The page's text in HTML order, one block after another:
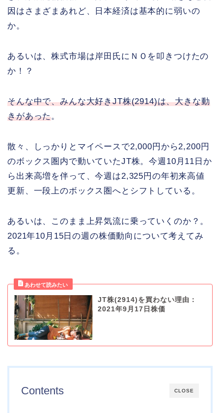
因はさまざまあれど、日本経済は基本的に弱いの
か。
あるいは、株式市場は岸田氏にＮＯを叩きつけたの
か！？
そんな中で、みんな大好きJT株(2914)は、大きな動
きがあった。
散々、しっかりとマイペースで2,000円から2,200円
のボックス圏内で動いていたJT株。今週10月11日か
ら出来高増を伴って、今週は2,325円の年初来高値
更新、一段上のボックス圏へとシフトしている。
あるいは、このまま上昇気流に乗っていくのか？。
2021年10月15日の週の株価動向について考えてみ
る。
JT株(2914)を買わない理由：
2021年9月17日株価
CLOSE
Contents